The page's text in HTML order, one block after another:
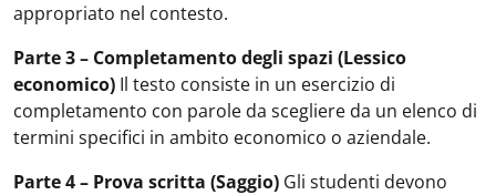
appropriato nel contesto.
Parte 3 – Completamento degli spazi (Lessico
economico) Il testo consiste in un esercizio di
completamento con parole da scegliere da un elenco di
termini specifici in ambito economico o aziendale.
Parte 4 – Prova scritta (Saggio) Gli studenti devono